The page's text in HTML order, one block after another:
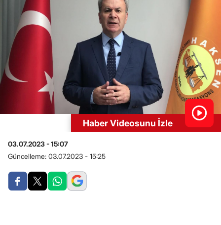
Haber Videosunu İzle
03.07.2023 - 15:07
Güncelleme: 03.07.2023 - 15:25